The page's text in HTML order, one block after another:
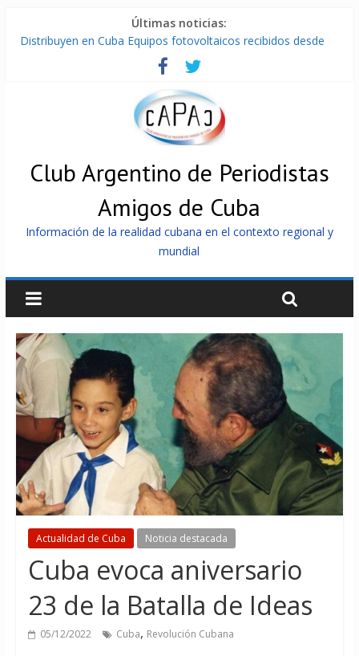
Últimas noticias:
Distribuyen en Cuba Equipos fotovoltaicos recibidos desde
La ONU condena medidas de EE.UU contra Cuba
Cuba alerta sobre doctrina militar de dominación de EEUU
Nuevas sanciones de EEUU contra Cuba apuntan a la
cooperación militar con Rusia y China
Brutal represión contra los que marchan para que no se
venda la patria
Club Argentino de Periodistas
Amigos de Cuba
Información de la realidad cubana en el contexto regional y
mundial
Actualidad de Cuba Noticia destacada
Cuba evoca aniversario
23 de la Batalla de Ideas
05/12/2022 Cuba, Revolución Cubana